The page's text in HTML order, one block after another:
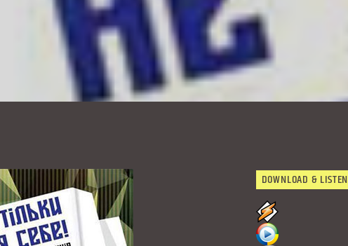
DOWNLOAD & LISTEN